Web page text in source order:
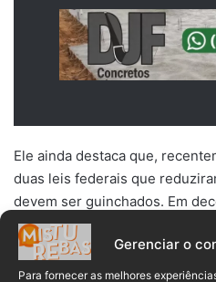
Gerenciar o
Para fornecer as melhores
Ele ainda destaca que,
duas leis federais que
devem ser guinchados. Em
acredita que, caso Brusque
haveria maior quantidade de